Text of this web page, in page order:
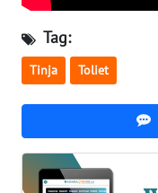
Tag:
Tinja Toliet
WN
WN
WN
JAMBI